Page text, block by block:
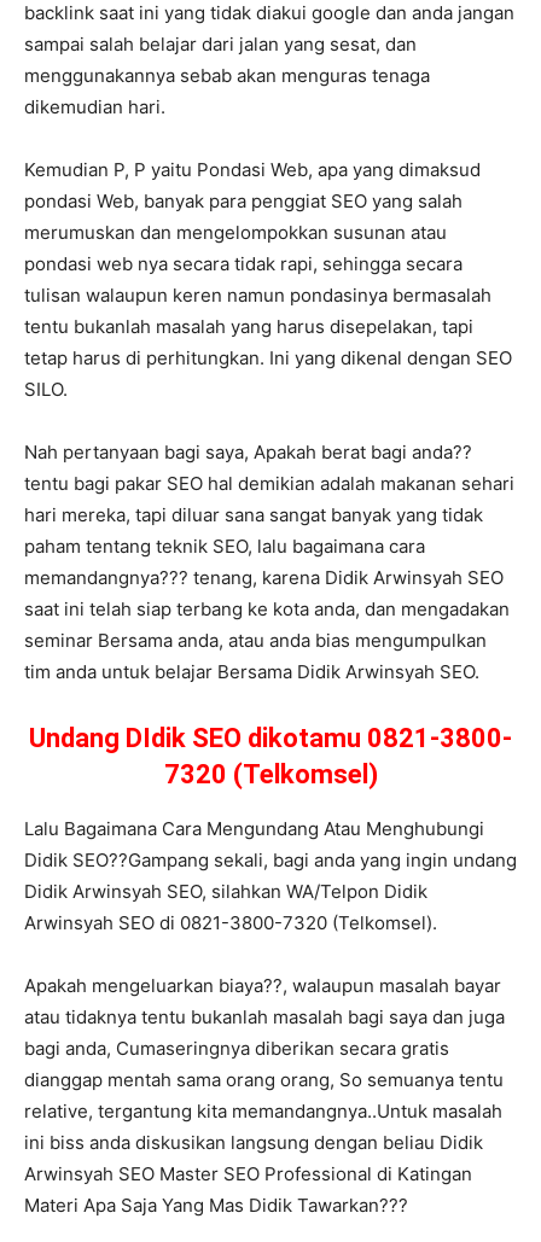
backlink saat ini yang tidak diakui google dan anda jangan
sampai salah belajar dari jalan yang sesat, dan
menggunakannya sebab akan menguras tenaga
dikemudian hari.
Kemudian P, P yaitu Pondasi Web, apa yang dimaksud
pondasi Web, banyak para penggiat SEO yang salah
merumuskan dan mengelompokkan susunan atau
pondasi web nya secara tidak rapi, sehingga secara
tulisan walaupun keren namun pondasinya bermasalah
tentu bukanlah masalah yang harus disepelakan, tapi
tetap harus di perhitungkan. Ini yang dikenal dengan SEO
SILO.
Nah pertanyaan bagi saya, Apakah berat bagi anda??
tentu bagi pakar SEO hal demikian adalah makanan sehari
hari mereka, tapi diluar sana sangat banyak yang tidak
paham tentang teknik SEO, lalu bagaimana cara
memandangnya??? tenang, karena Didik Arwinsyah SEO
saat ini telah siap terbang ke kota anda, dan mengadakan
seminar Bersama anda, atau anda bias mengumpulkan
tim anda untuk belajar Bersama Didik Arwinsyah SEO.
Undang DIdik SEO dikotamu 0821-3800-
7320 (Telkomsel)
Lalu Bagaimana Cara Mengundang Atau Menghubungi
Didik SEO??Gampang sekali, bagi anda yang ingin undang
Didik Arwinsyah SEO, silahkan WA/Telpon Didik
Arwinsyah SEO di 0821-3800-7320 (Telkomsel).
Apakah mengeluarkan biaya??, walaupun masalah bayar
atau tidaknya tentu bukanlah masalah bagi saya dan juga
bagi anda, Cumaseringnya diberikan secara gratis
dianggap mentah sama orang orang, So semuanya tentu
relative, tergantung kita memandangnya..Untuk masalah
ini biss anda diskusikan langsung dengan beliau Didik
Arwinsyah SEO Master SEO Professional di Katingan
Materi Apa Saja Yang Mas Didik Tawarkan???